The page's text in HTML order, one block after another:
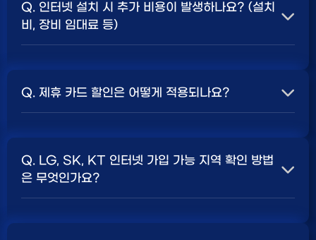
보통 500Mbps 또는 1Gbps 인터넷을 TV와 결합하여
가입할 때현금 사은품
세요.
Q. 인터넷 설치 시 추가 비용이 발생하나요? (설치
비, 장비 임대료 등)
청구되는 경우가 많습니다. 다만, 인터넷 상품 및 프로모션
책 확인 필수.
Q. 제휴 카드 할인은 어떻게 적용되나요?
에서 일정 금액이 할인됩니다. 할인 금액과 조건은 카드사
및 통신사 정책에 따라 다릅니다. 합리적인
Q. LG, SK, KT 인터넷 가입 가능 지역 확인 방법
은 무엇인가요?